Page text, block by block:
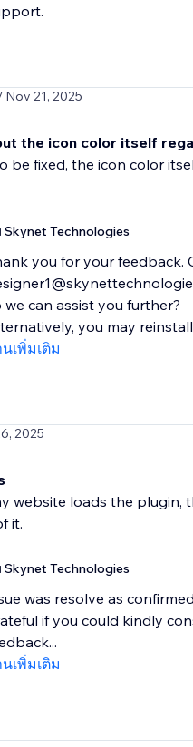
Nov 21, 2025
the icon color itself
be fixed, the icon color
Skynet Technologies
you for your feedback.
we can assist you further?
you may
เพิ่มเติม
2025
website loads the plugin,
it.
Skynet Technologies
was resolve as
if you could kindly
เพิ่มเติม